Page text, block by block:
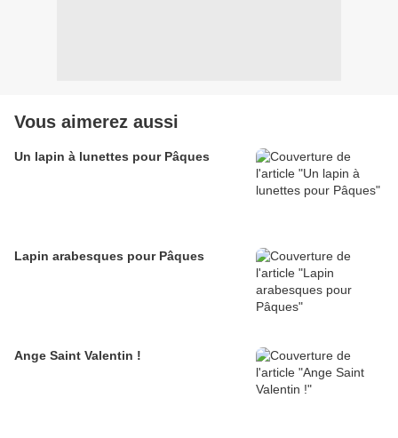
Vous aimerez aussi
Un lapin à lunettes pour Pâques
Lapin arabesques pour Pâques
Ange Saint Valentin !